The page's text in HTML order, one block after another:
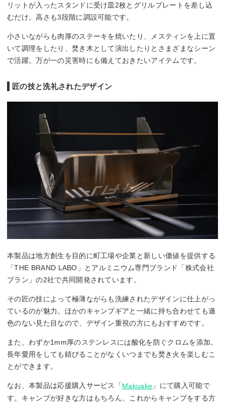
リットが入ったスタンドに受け皿2枚とグリルプレートを差し込
むだけ。高さも3段階に調設可能です。
小さいながらも肉厚のステーキを焼いたり、メスティンを上に置
いて調理をしたり、焚き木として演出したりとさまざまなシーン
で活躍。万が一の災害時にも備えておきたいアイテムです。
匠の技と洗礼されたデザイン
本製品は地方創生を目的に町工場や企業と新しい価値を提供する
「THE BRAND LABO」とアルミニウム専門ブランド「株式会社
プラン」の2社で共同開発されています。
その匠の技によって極薄ながらも洗練されたデザインに仕上がっ
ているのが魅力。ほかのキャンプギアと一緒に持ち合わせても遜
色のない見た目なので、デザイン重視の方にもおすすめです。
また、わずか1mm厚のステンレスには酸化を防ぐクロムを添加。
長年愛用をしても錆びることがなくいつまでも焚き火を楽しむこ
とができます。
なお、本製品は応援購入サービス「Makuake 」にて購入可能で
す。キャンプが好きな方はもちろん、これからキャンプをする方